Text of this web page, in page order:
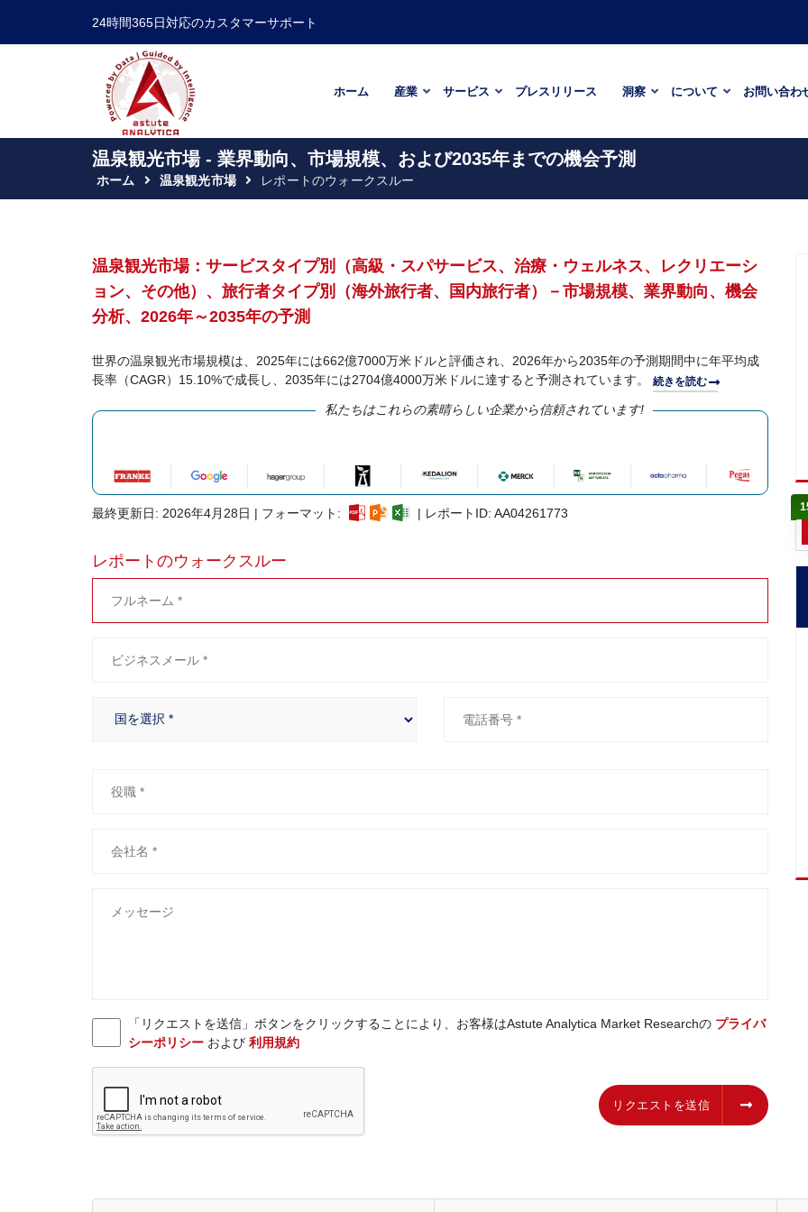
24時間365日対応のカスタマーサポート
ホーム 産業 サービス プレスリリース 洞察 について お問い合わ
温泉観光市場 - 業界動向、市場規模、および2035年までの機会予測
ホーム 温泉観光市場 レポートのウォークスルー
温泉観光市場：サービスタイプ別（高級・スパサービス、治療・ウェルネス、レクリエーシ
ョン、その他）、旅行者タイプ別（海外旅行者、国内旅行者）－市場規模、業界動向、機会
分析、2026年～2035年の予測
世界の温泉観光市場規模は、2025年には662億7000万米ドルと評価され、2026年から2035年の予測期間中に年平均成
長率（CAGR）15.10%で成長し、2035年には2704億4000万米ドルに達すると予測されています。 続きを読む
私たちはこれらの素晴らしい企業から信頼されています!
最終更新日: 2026年4月28日 | フォーマット: | レポートID: AA04261773
レポートのウォークスルー
「リクエストを送信」ボタンをクリックすることにより、お客様はAstute Analytica Market Researchの プライバ
シーポリシーおよび 利用規約
リクエストを送信